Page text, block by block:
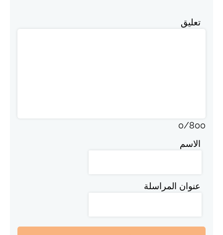
تعليق
0/800
الاسم
عنوان المراسلة